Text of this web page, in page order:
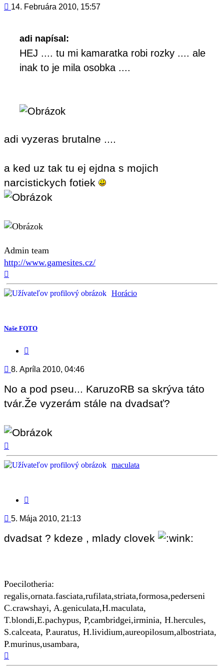
Príspevok
14. Februára 2010, 15:57
adi napísal:
HEJ .... tu mi kamaratka robi rozky .... ale
inak to je mila osobka ....
adi vyzeras brutalne ....
a ked uz tak tu ej ejdna s mojich
narcistickych fotiek
Admin team
http://www.gamesites.cz/
Horácio
Naše FOTO
Príspevok
8. Apríla 2010, 04:46
No a pod pseu... KaruzoRB sa skrýva táto
tvár.Že vyzerám stále na dvadsať?
maculata
Príspevok
5. Mája 2010, 21:13
dvadsat ? kdeze , mlady clovek
Poecilotheria:
regalis,ornata.fasciata,rufilata,striata,formosa,pederseni
C.crawshayi, A.geniculata,H.maculata,
T.blondi,E.pachypus, P,cambridgei,irminia, H.hercules,
S.calceata, P.auratus, H.lividium,aureopilosum,albostriata,
P.murinus,usambara,